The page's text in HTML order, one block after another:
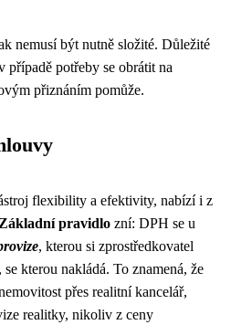
nemusí být nutně složité. Důležité
případě potřeby se obrátit na
přiznáním pomůže.
flexibility a efektivity, nabízí i z
Základní pravidlo zní: DPH se u
, kterou si zprostředkovatel
kterou nakládá. To znamená, že
přes realitní kancelář,
realitky, nikoliv z ceny